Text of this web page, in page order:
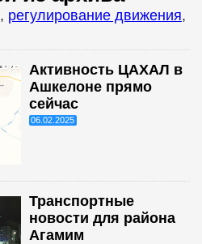
, регулирование движения,
Активность ЦАХАЛ в
Ашкелоне прямо
сейчас
06.02.2025
Транспортные
новости для района
Агамим